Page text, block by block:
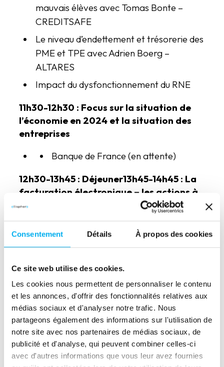
Consentement Détails À propos des cookies
Ce site web utilise des cookies.
Les cookies nous permettent de personnaliser le contenu
et les annonces, d'offrir des fonctionnalités relatives aux
médias sociaux et d'analyser notre trafic. Nous
partageons également des informations sur l'utilisation de
notre site avec nos partenaires de médias sociaux, de
publicité et d'analyse, qui peuvent combiner celles-ci
avec d'autres informations que vous leur avez fournies
mauvais élèves avec Tomas Bonte –
CREDITSAFE
Le niveau d’endettement et trésorerie des
PME et TPE avec Adrien Boerg –
ALTARES
Impact du dysfonctionnement du RNE
11h30-12h30 : Focus sur la situation de
l’économie en 2024 et la situation des
entreprises
Banque de France (en attente)
12h30-13h45 : Déjeuner13h45-14h45 : La
facturation électronique – les actions à
mener – le référentiel –
l’accompagnement des TPE :
Correspondant facturation
Ingénieur automatisation des
processus financiers – QUADIENT
Donatien de Boudemange, Ingénieur
commercial – TRESO2 par Pytheas
Capital
14h45-15h45 : Evolution du recouvrement